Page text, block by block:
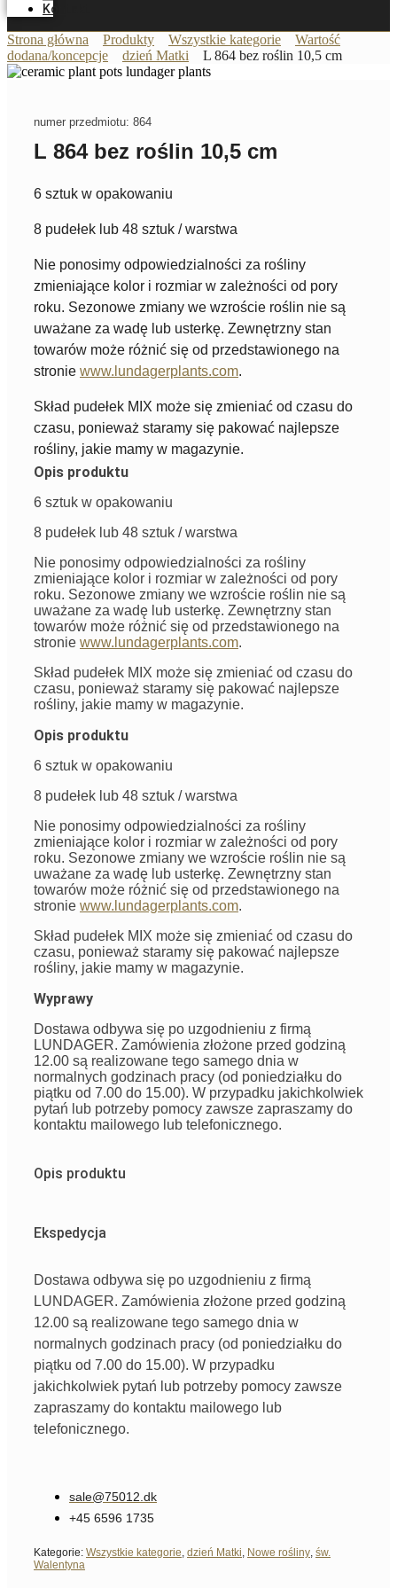
Kontakt
Strona główna Produkty Wszystkie kategorie
Wartość
dodana/koncepcje
dzień Matki L 864 bez roślin 10,5 cm
numer przedmiotu: 864
L 864 bez roślin 10,5 cm
6 sztuk w opakowaniu
8 pudełek lub 48 sztuk / warstwa
Nie ponosimy odpowiedzialności za rośliny
zmieniające kolor i rozmiar w zależności od pory
roku. Sezonowe zmiany we wzroście roślin nie są
uważane za wadę lub usterkę. Zewnętrzny stan
towarów może różnić się od przedstawionego na
stronie www.lundagerplants.com.
Skład pudełek MIX może się zmieniać od czasu do
czasu, ponieważ staramy się pakować najlepsze
rośliny, jakie mamy w magazynie.
Opis produktu
6 sztuk w opakowaniu
8 pudełek lub 48 sztuk / warstwa
Nie ponosimy odpowiedzialności za rośliny
zmieniające kolor i rozmiar w zależności od pory
roku. Sezonowe zmiany we wzroście roślin nie są
uważane za wadę lub usterkę. Zewnętrzny stan
towarów może różnić się od przedstawionego na
stronie www.lundagerplants.com.
Skład pudełek MIX może się zmieniać od czasu do
czasu, ponieważ staramy się pakować najlepsze
rośliny, jakie mamy w magazynie.
Opis produktu
6 sztuk w opakowaniu
8 pudełek lub 48 sztuk / warstwa
Nie ponosimy odpowiedzialności za rośliny
zmieniające kolor i rozmiar w zależności od pory
roku. Sezonowe zmiany we wzroście roślin nie są
uważane za wadę lub usterkę. Zewnętrzny stan
towarów może różnić się od przedstawionego na
stronie www.lundagerplants.com.
Skład pudełek MIX może się zmieniać od czasu do
czasu, ponieważ staramy się pakować najlepsze
rośliny, jakie mamy w magazynie.
Wyprawy
Dostawa odbywa się po uzgodnieniu z firmą
LUNDAGER. Zamówienia złożone przed godziną
12.00 są realizowane tego samego dnia w
normalnych godzinach pracy (od poniedziałku do
piątku od 7.00 do 15.00). W przypadku jakichkolwiek
pytań lub potrzeby pomocy zawsze zapraszamy do
kontaktu mailowego lub telefonicznego.
Opis produktu
Ekspedycja
Dostawa odbywa się po uzgodnieniu z firmą
LUNDAGER. Zamówienia złożone przed godziną
12.00 są realizowane tego samego dnia w
normalnych godzinach pracy (od poniedziałku do
piątku od 7.00 do 15.00). W przypadku
jakichkolwiek pytań lub potrzeby pomocy zawsze
zapraszamy do kontaktu mailowego lub
telefonicznego.
sale@75012.dk
+45 6596 1735
Kategorie: Wszystkie kategorie dzień Matki Nowe rośliny św.
Walentyna